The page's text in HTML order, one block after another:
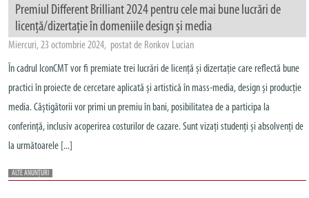
Premiul Different Brilliant 2024 pentru cele mai bune lucrări de
licență/dizertație în domeniile design și media
Miercuri, 23 octombrie 2024, postat de Ronkov Lucian
În cadrul IconCMT vor fi premiate trei lucrări de licență și dizertație care reflectă bune
practici în proiecte de cercetare aplicată și artistică în mass-media, design și producție
media. Câștigătorii vor primi un premiu în bani, posibilitatea de a participa la
conferință, inclusiv acoperirea costurilor de cazare. Sunt vizați studenți și absolvenți de
la următoarele [...]
ALTE ANUNȚURI